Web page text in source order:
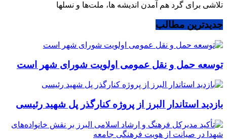
تلاشی برای گرد هم آمدن اندیشه ها، ملت‌ها و نسلها
جدیدترین مطالب
توسعه حمل و نقل عمومی اولویت شورای شهر است
بازدید استاندار البرز از پروژه کنارگذر پل شهید رئیسی